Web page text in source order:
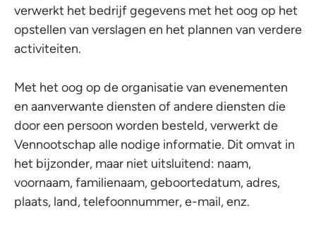
verwerkt het bedrijf gegevens met het oog op het
opstellen van verslagen en het plannen van verdere
activiteiten.
Met het oog op de organisatie van evenementen
en aanverwante diensten of andere diensten die
door een persoon worden besteld, verwerkt de
Vennootschap alle nodige informatie. Dit omvat in
het bijzonder, maar niet uitsluitend: naam,
voornaam, familienaam, geboortedatum, adres,
plaats, land, telefoonnummer, e-mail, enz.